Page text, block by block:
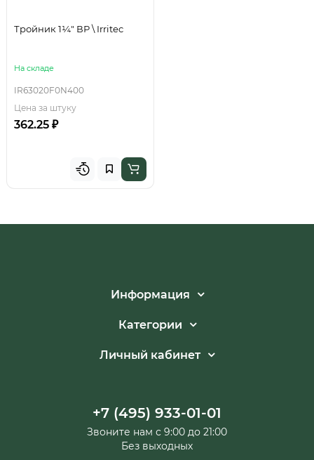
Тройник 1¼" ВР \ Irritec
На складе
IR63020F0N400
Цена за штуку
362.25 ₽
Информация
Категории
Личный кабинет
+7 (495) 933-01-01
Звоните нам с 9:00 до 21:00
Без выходных